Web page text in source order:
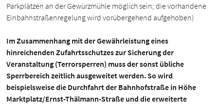
Parkplätzen an der Gewürzmühle möglich sein; die vorhandene
Einbahnstraßenregelung wird vorübergehend aufgehoben)
Im Zusammenhang mit der Gewährleistung eines
hinreichenden Zufahrtsschutzes zur Sicherung der
Veranstaltung (Terrorsperren) muss der sonst übliche
Sperrbereich zeitlich ausgeweitet werden. So wird
beispielsweise die Durchfahrt der Bahnhofstraße in Höhe
Marktplatz/Ernst-Thälmann-Straße und die erweiterte